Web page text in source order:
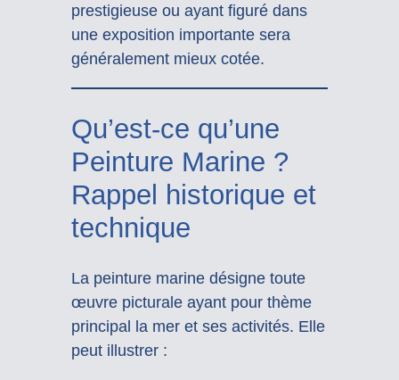
prestigieuse ou ayant figuré dans
une exposition importante sera
généralement mieux cotée.
Qu’est-ce qu’une
Peinture Marine ?
Rappel historique et
technique
La peinture marine désigne toute
œuvre picturale ayant pour thème
principal la mer et ses activités. Elle
peut illustrer :